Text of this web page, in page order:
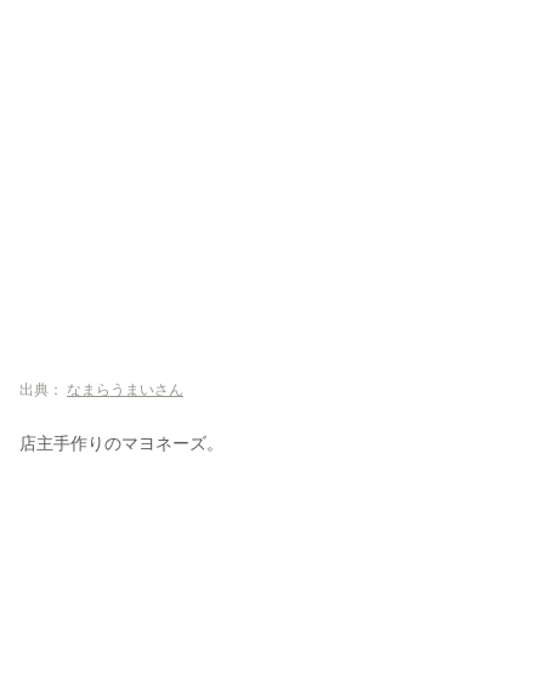
出典： なまらうまいさん
店主手作りのマヨネーズ。